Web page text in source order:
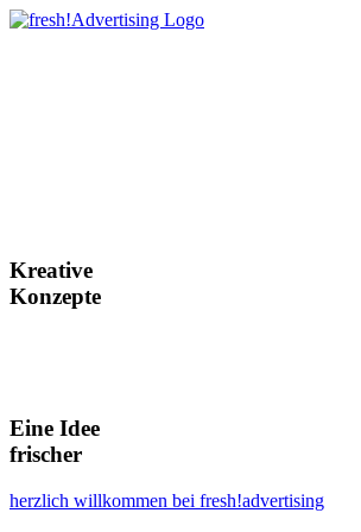
Kreative
Konzepte
Eine Idee
frischer
herzlich willkommen bei fresh!advertising